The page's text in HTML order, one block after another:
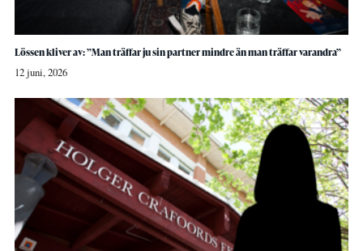
Lössen kliver av: ”Man träffar ju sin partner mindre än man träffar varandra”
12 juni, 2026